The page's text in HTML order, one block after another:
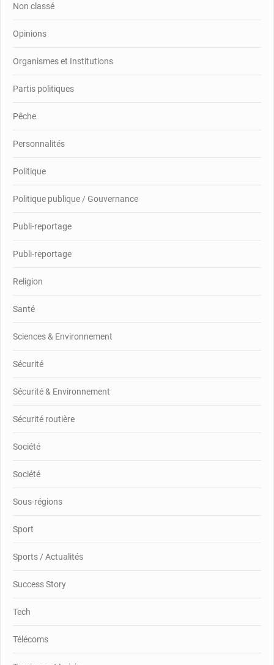
Non classé
Opinions
Organismes et Institutions
Partis politiques
Pêche
Personnalités
Politique
Politique publique / Gouvernance
Publi-reportage
Publi-reportage
Religion
Santé
Sciences & Environnement
Sécurité
Sécurité & Environnement
Sécurité routière
Société
Société
Sous-régions
Sport
Sports / Actualités
Success Story
Tech
Télécoms